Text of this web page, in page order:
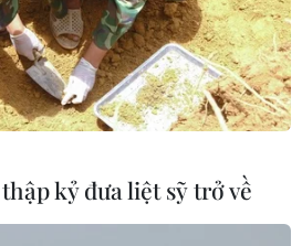
kỷ đưa liệt sỹ trở về